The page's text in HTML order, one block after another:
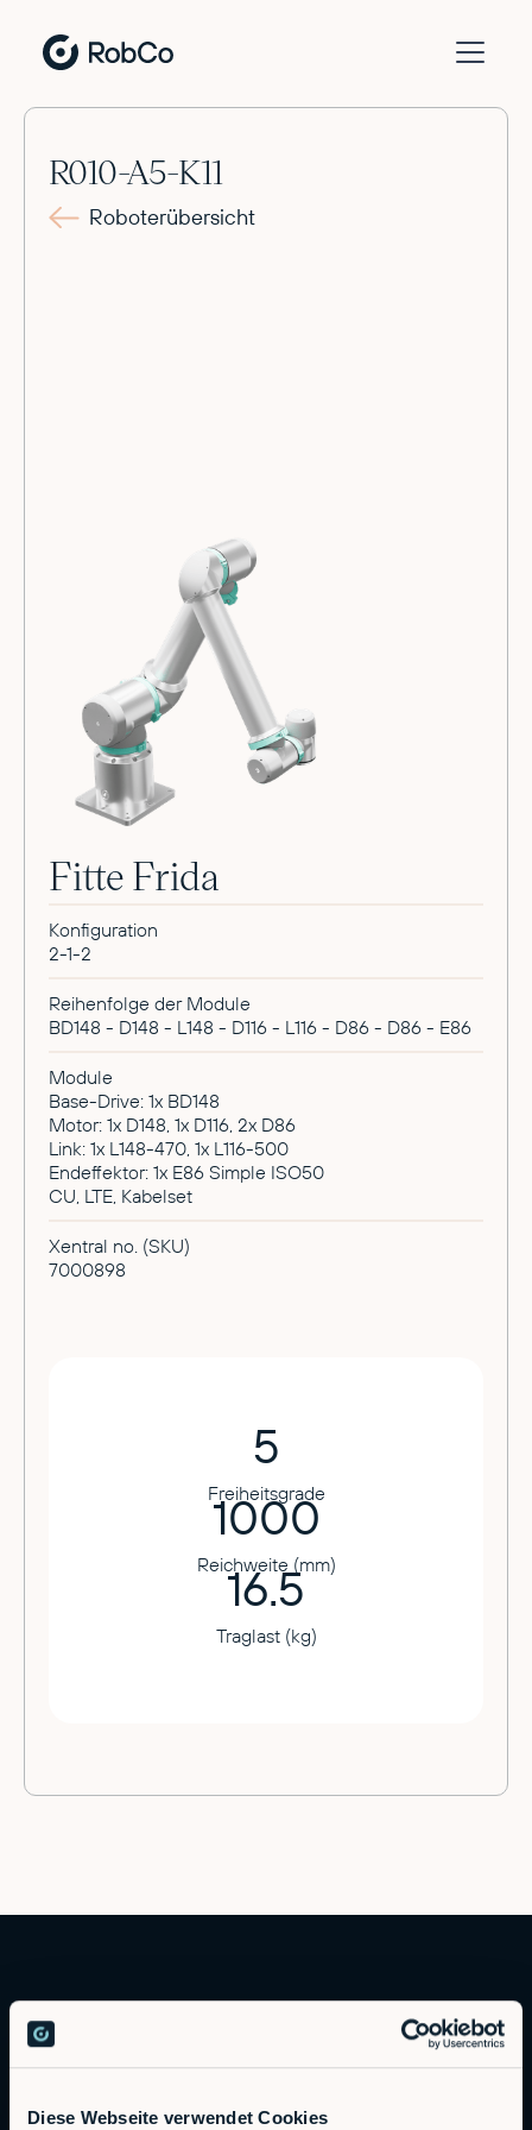
Diese Webseite verwendet Cookies
R010-A5-K11
Roboterübersicht
Fitte Frida
Konfiguration
2-1-2
Reihenfolge der Module
BD148 - D148 - L148 - D116 - L116 - D86 - D86 - E86
Module
Base-Drive: 1x BD148
Motor: 1x D148, 1x D116, 2x D86
Link: 1x L148-470, 1x L116-500
Endeffektor: 1x E86 Simple ISO50
CU, LTE, Kabelset
Xentral no. (SKU)
7000898
5
Freiheitsgrade
1000
Reichweite (mm)
16.5
Traglast (kg)